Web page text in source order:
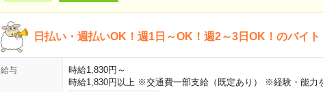
日払い・週払いOK！週1日～OK！週2～3日OK！のバイト
給与
時給1,830円～
時給1,830円以上 ※交通費一部支給（既定あり） ※経験・能力